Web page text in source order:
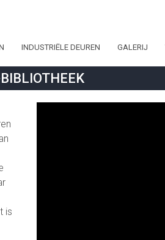
Naam*
INDUSTRIËLE DEUREN GALERIJ
is